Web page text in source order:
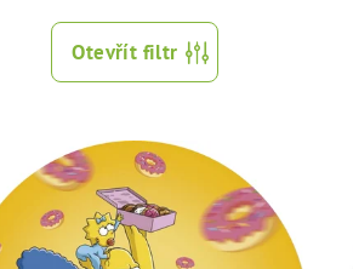
Otevřít filtr